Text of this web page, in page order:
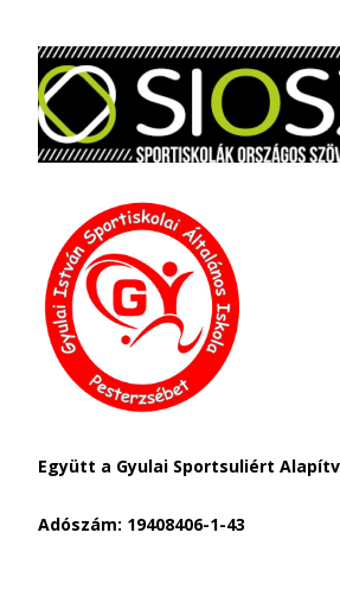
Együtt a Gyulai Sportsuliért
Adószám: 19408406-1-43